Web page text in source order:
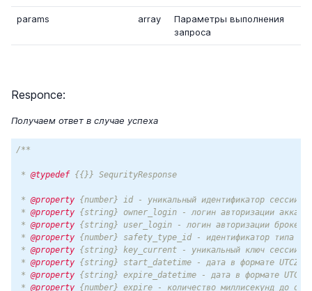
params array
Параметры выполнения
запроса
Responce:
Получаем ответ в случае успеха
/**
* @typedef {{}} SequrityResponse
* @property {number} id - уникальный идентификатор сессии
* @property {string} owner_login - логин авторизации
* @property {string} user_login - логин авторизации брокера
* @property {number} safety_type_id - идентификатор типа
* @property {string} key_current - уникальный ключ сессии
* @property {string} start_datetime - дата в формате UTCZ
* @property {string} expire_datetime - дата в формате UTCZ
* @property {number} expire - количество миллисекунд до